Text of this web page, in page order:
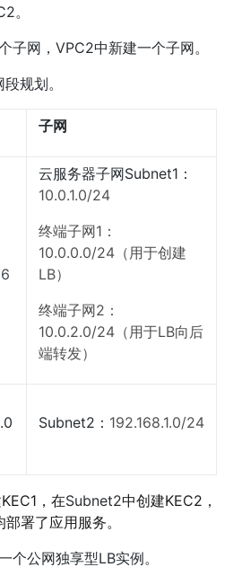
。
子网，VPC2中新建一个子网。
规划。
子网
云服务器子网Subnet1：
10.0.1.0/24
终端子网1：
10.0.0.0/24（用于创建
LB）
终端子网2：
10.0.2.0/24（用于LB向后
端转发）
Subnet2： 192.168.1.0/24
，在Subnet2中创建KEC2，
署了应用服务。
个公网独享型LB实例。